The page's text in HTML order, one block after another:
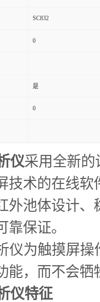
SC832
0
是
0
仪采用全新的
技术的在线
外池体设计
保证。
仪为触摸屏
能，而不会
仪特征